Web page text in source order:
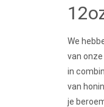
We
van
in
van
je